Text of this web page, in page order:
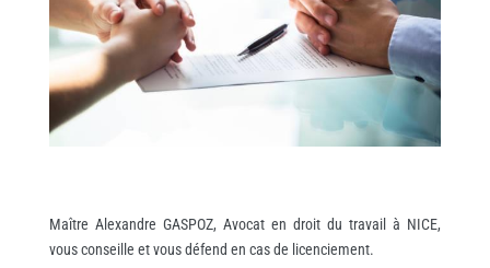
Maître Alexandre GASPOZ, Avocat en droit du travail à NICE,
vous conseille et vous défend en cas de licenciement.